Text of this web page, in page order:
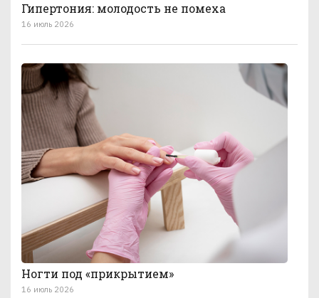
Гипертония: молодость не помеха
16 июль 2026
Ногти под «прикрытием»
16 июль 2026